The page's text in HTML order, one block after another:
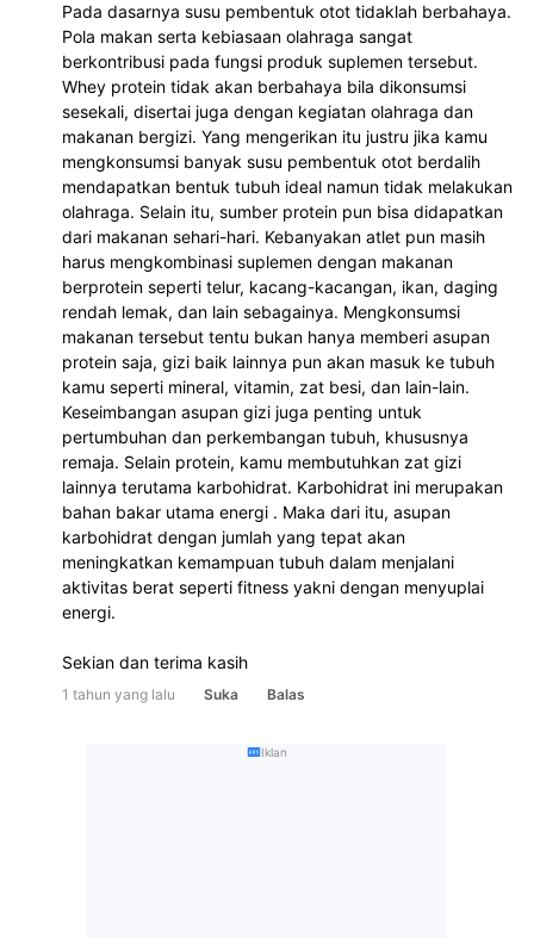
Pada dasarnya susu pembentuk otot tidaklah berbahaya.
Pola makan serta kebiasaan olahraga sangat
berkontribusi pada fungsi produk suplemen tersebut.
Whey protein tidak akan berbahaya bila dikonsumsi
sesekali, disertai juga dengan kegiatan olahraga dan
makanan bergizi. Yang mengerikan itu justru jika kamu
mengkonsumsi banyak susu pembentuk otot berdalih
mendapatkan bentuk tubuh ideal namun tidak melakukan
olahraga. Selain itu, sumber protein pun bisa didapatkan
dari makanan sehari-hari. Kebanyakan atlet pun masih
harus mengkombinasi suplemen dengan makanan
berprotein seperti telur, kacang-kacangan, ikan, daging
rendah lemak, dan lain sebagainya. Mengkonsumsi
makanan tersebut tentu bukan hanya memberi asupan
protein saja, gizi baik lainnya pun akan masuk ke tubuh
kamu seperti mineral, vitamin, zat besi, dan lain-lain.
Keseimbangan asupan gizi juga penting untuk
pertumbuhan dan perkembangan tubuh, khususnya
remaja. Selain protein, kamu membutuhkan zat gizi
lainnya terutama karbohidrat. Karbohidrat ini merupakan
bahan bakar utama energi . Maka dari itu, asupan
karbohidrat dengan jumlah yang tepat akan
meningkatkan kemampuan tubuh dalam menjalani
aktivitas berat seperti fitness yakni dengan menyuplai
energi.
Sekian dan terima kasih
1 tahun yang lalu Suka Balas
Iklan